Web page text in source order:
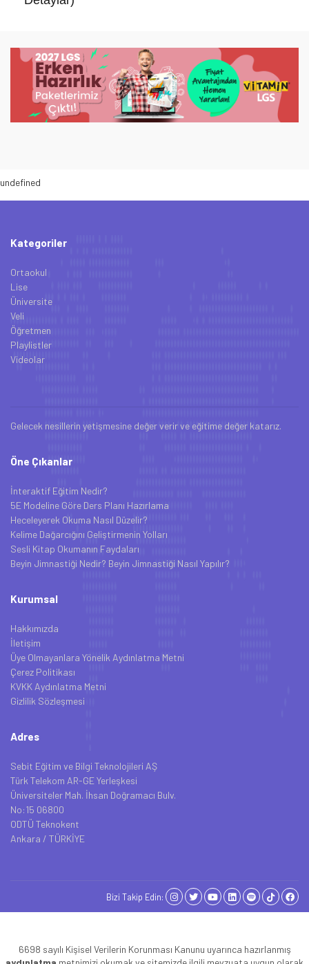
undefined
Kategoriler
Ortaokul
Lise
Üniversite
Veli
Öğretmen
Playlistler
Videolar
Gelecek nesillerin yetişmesine değer verir ve eğitime değer katarız.
Öne Çıkanlar
İnteraktif Eğitim Nedir?
5E Modeline Göre Ders Planı Hazırlama
Heceleyerek Okuma Nasıl Düzelir?
Kelime Dağarcığını Geliştirmenin Yolları
Sesli Kitap Okumanın Faydaları
Beyin Jimnastiği Nedir? Beyin Jimnastiği Nasıl Yapılır?
Kurumsal
Hakkımızda
İletişim
Üye Olmayanlara Yönelik Aydınlatma Metni
Çerez Politikası
KVKK Aydınlatma Metni
Gizlilik Sözleşmesi
Adres
Sebit Eğitim ve Bilgi Teknolojileri AŞ
Türk Telekom AR-GE Yerleşkesi
Üniversiteler Mah. İhsan Doğramacı Bulv.
No:15 06800
ODTÜ Teknokent
Ankara / TÜRKİYE
Bizi Takip Edin:
6698 sayılı Kişisel Verilerin Korunması Kanunu uyarınca hazırlanmış